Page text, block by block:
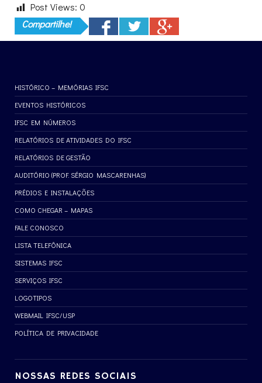
Post Views: 0
Compartilhe!
HISTÓRICO – MEMÓRIAS IFSC
EVENTOS HISTÓRICOS
IFSC EM NÚMEROS
RELATÓRIOS DE ATIVIDADES DO IFSC
RELATÓRIOS DE GESTÃO
AUDITÓRIO (PROF. SÉRGIO MASCARENHAS)
PRÉDIOS E INSTALAÇÕES
COMO CHEGAR – MAPAS
FALE CONOSCO
LISTA TELEFÔNICA
SISTEMAS IFSC
SERVIÇOS IFSC
LOGOTIPOS
WEBMAIL IFSC/USP
POLÍTICA DE PRIVACIDADE
NOSSAS REDES SOCIAIS